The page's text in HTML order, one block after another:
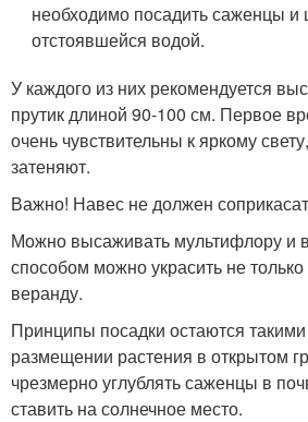
необходимо посадить саженцы и
отстоявшейся водой.
У каждого из них рекомендуется
прутик длиной 90-100 см. Первое
очень чувствительны к яркому
затеняют.
Важно! Навес не должен
Можно высаживать мультифлору и
способом можно украсить не
веранду.
Принципы посадки остаются
размещении растения в открытом
чрезмерно углублять саженцы в
ставить на солнечное место.